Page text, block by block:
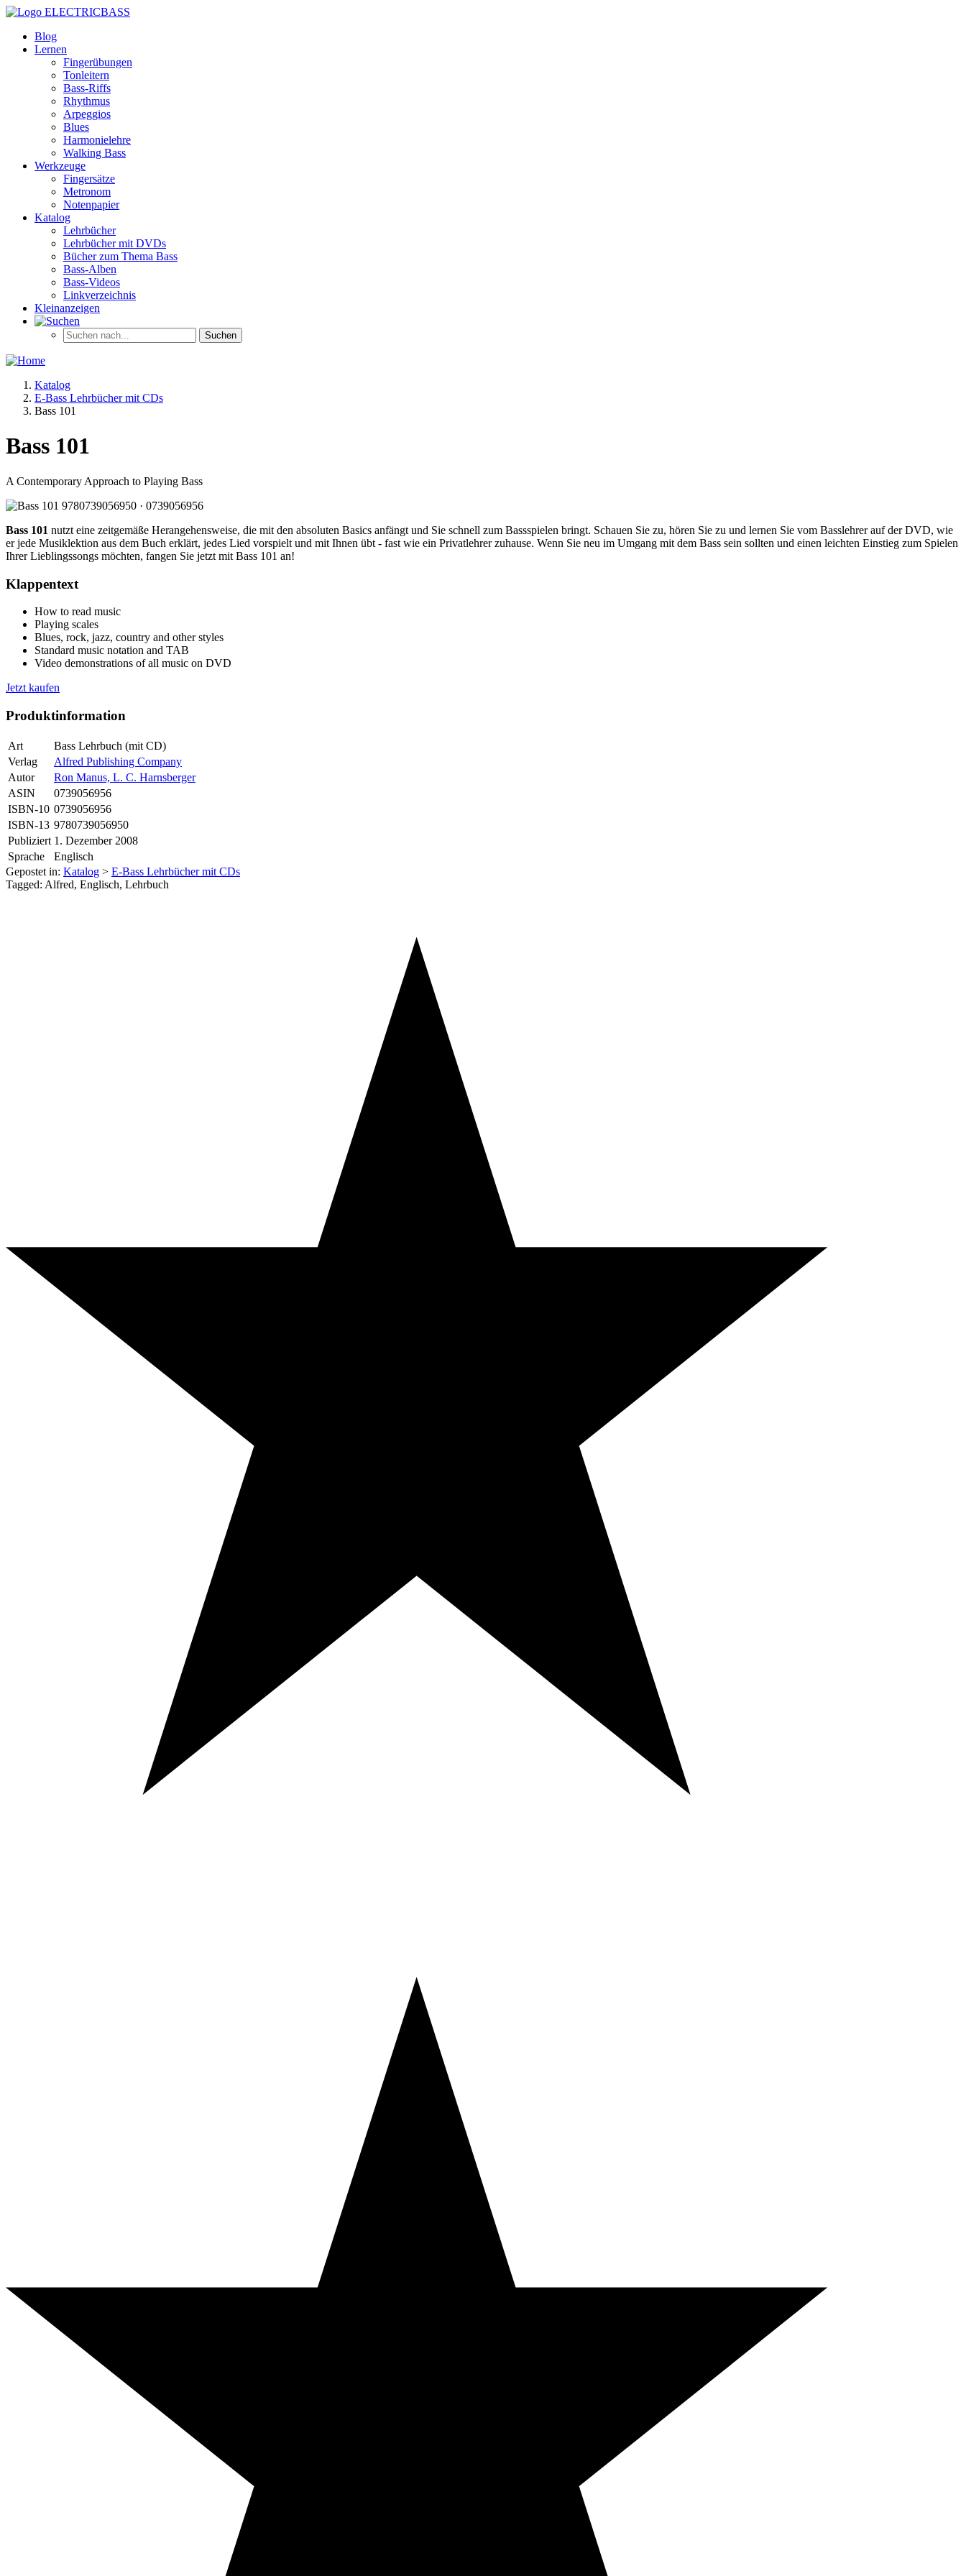
ELECTRICBASS
Blog
Lernen
Fingerübungen
Tonleitern
Bass-Riffs
Rhythmus
Arpeggios
Blues
Harmonielehre
Walking Bass
Werkzeuge
Fingersätze
Metronom
Notenpapier
Katalog
Lehrbücher
Lehrbücher mit DVDs
Bücher zum Thema Bass
Bass-Alben
Bass-Videos
Linkverzeichnis
Kleinanzeigen
Katalog
E-Bass Lehrbücher mit CDs
Bass 101
Bass 101
A Contemporary Approach to Playing Bass
Bass 101 nutzt eine zeitgemäße Herangehensweise, die mit den absoluten Basics anfängt und Sie schnell zum Bassspielen bringt. Schauen Sie zu, hören Sie zu und lernen Sie vom Basslehrer auf der DVD, wie
er jede Musiklektion aus dem Buch erklärt, jedes Lied vorspielt und mit Ihnen übt - fast wie ein Privatlehrer zuhause. Wenn Sie neu im Umgang mit dem Bass sein sollten und einen leichten Einstieg zum Spielen
Ihrer Lieblingssongs möchten, fangen Sie jetzt mit Bass 101 an!
Klappentext
How to read music
Playing scales
Blues, rock, jazz, country and other styles
Standard music notation and TAB
Video demonstrations of all music on DVD
Jetzt kaufen
Produktinformation
Art
Bass Lehrbuch (mit CD)
Verlag
Alfred Publishing Company
Autor
Ron Manus, L. C. Harnsberger
ASIN
0739056956
ISBN-10 0739056956
ISBN-13 9780739056950
Publiziert 1. Dezember 2008
Sprache
Englisch
Gepostet in: Katalog > E-Bass Lehrbücher mit CDs
Tagged: Alfred, Englisch, Lehrbuch